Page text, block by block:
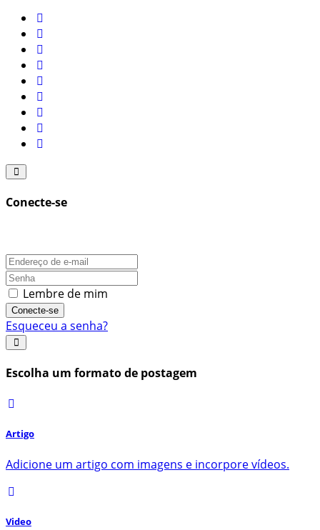
Conecte-se
Lembre de mim
Conecte-se
Esqueceu a senha?
Escolha um formato de postagem
Artigo
Adicione um artigo com imagens e incorpore vídeos.
Video